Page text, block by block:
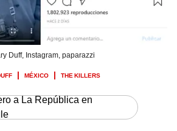
Duff, Instagram, paparazzi
MÉXICO THE KILLERS
a La República en